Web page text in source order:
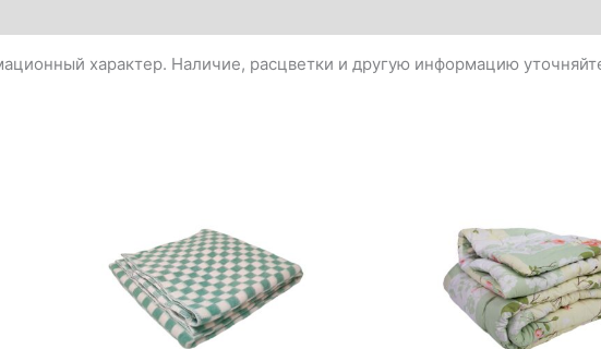
характер. Наличие, расцветки и другую информацию
6
140₽
–
6
690₽